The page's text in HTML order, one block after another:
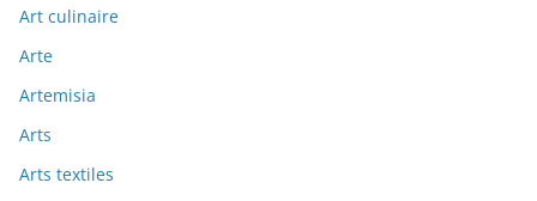
Art culinaire
Arte
Artemisia
Arts
Arts textiles